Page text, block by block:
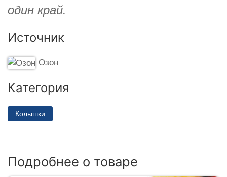
один край.
Источник
Озон
Категория
Колышки
Подробнее о товаре